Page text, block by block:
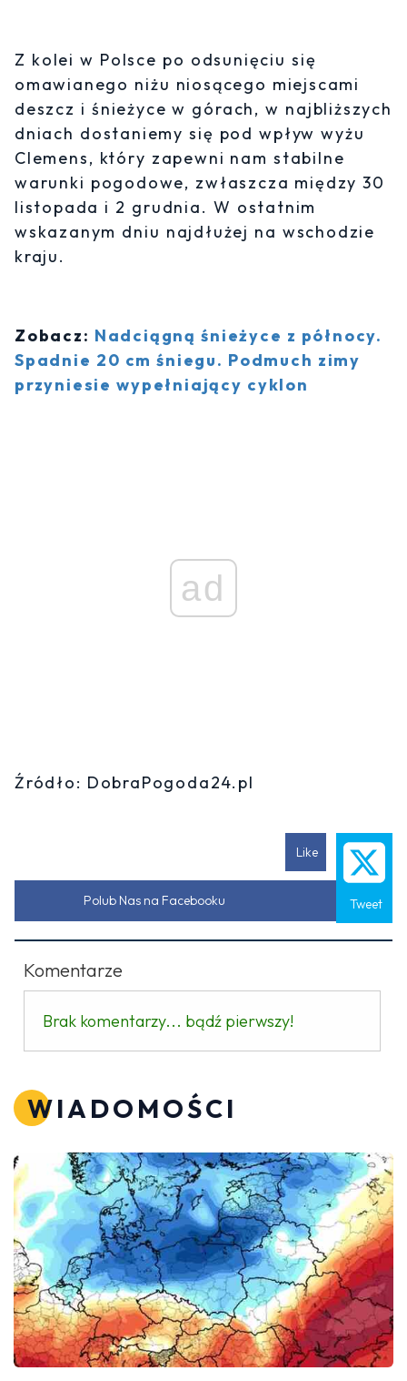
Z kolei w Polsce po odsunięciu się
omawianego niżu niosącego miejscami
deszcz i śnieżyce w górach, w najbliższych
dniach dostaniemy się pod wpływ wyżu
Clemens, który zapewni nam stabilne
warunki pogodowe, zwłaszcza między 30
listopada i 2 grudnia. W ostatnim
wskazanym dniu najdłużej na wschodzie
kraju.
Zobacz: Nadciągną śnieżyce z północy.
Spadnie 20 cm śniegu. Podmuch zimy
przyniesie wypełniający cyklon
ad
Źródło: DobraPogoda24.pl
Like
Tweet
Polub Nas na Facebooku
Komentarze
Brak komentarzy... bądź pierwszy!
WIADOMOŚCI